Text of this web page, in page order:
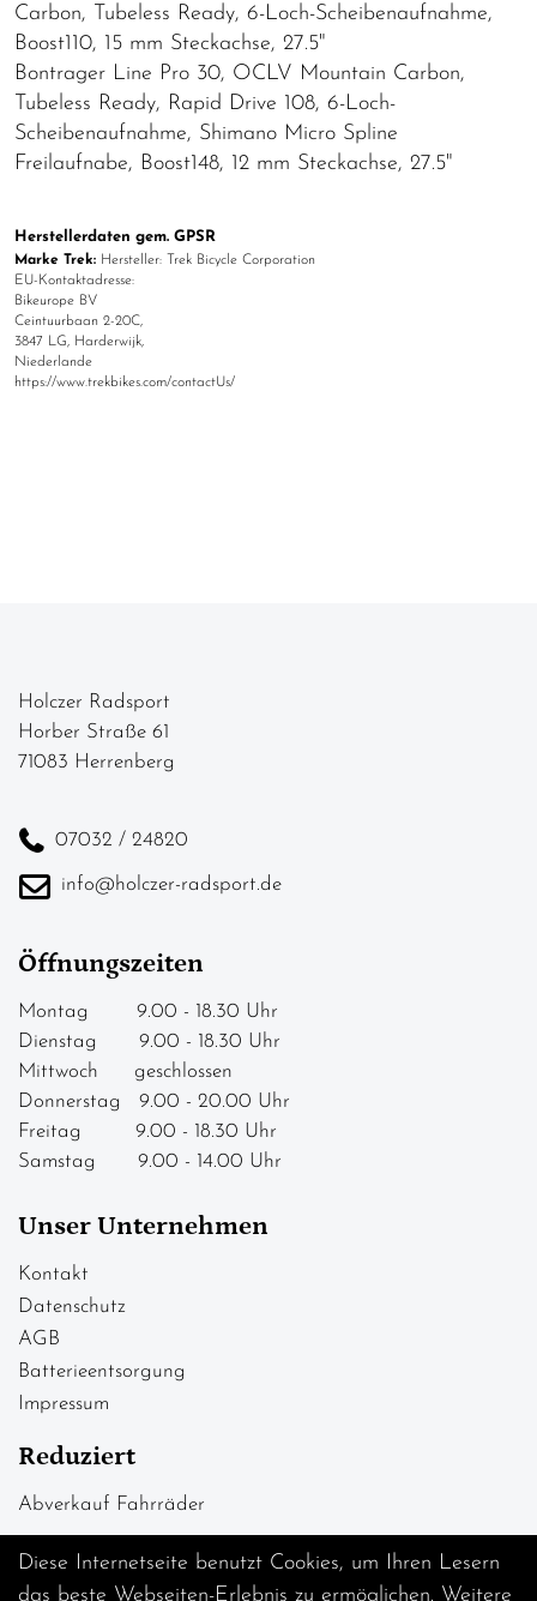
Carbon, Tubeless Ready, 6-Loch-Scheibenaufnahme,
Boost110, 15 mm Steckachse, 27.5"
Bontrager Line Pro 30, OCLV Mountain Carbon,
Tubeless Ready, Rapid Drive 108, 6-Loch-
Scheibenaufnahme, Shimano Micro Spline
Freilaufnabe, Boost148, 12 mm Steckachse, 27.5"
Herstellerdaten gem. GPSR
Marke Trek: Hersteller: Trek Bicycle Corporation
EU-Kontaktadresse:
Bikeurope BV
Ceintuurbaan 2-20C,
3847 LG, Harderwijk,
Niederlande
https://www.trekbikes.com/contactUs/
Holczer Radsport
Horber Straße 61
71083 Herrenberg
07032 / 24820
info@holczer-radsport.de
Öffnungszeiten
Montag 9.00 - 18.30 Uhr
Dienstag 9.00 - 18.30 Uhr
Mittwoch geschlossen
Donnerstag 9.00 - 20.00 Uhr
Freitag 9.00 - 18.30 Uhr
Samstag 9.00 - 14.00 Uhr
Unser Unternehmen
Kontakt
Datenschutz
AGB
Batterieentsorgung
Impressum
Reduziert
Abverkauf Fahrräder
Diese Internetseite benutzt Cookies, um Ihren Lesern
das beste Webseiten-Erlebnis zu ermöglichen. Weitere